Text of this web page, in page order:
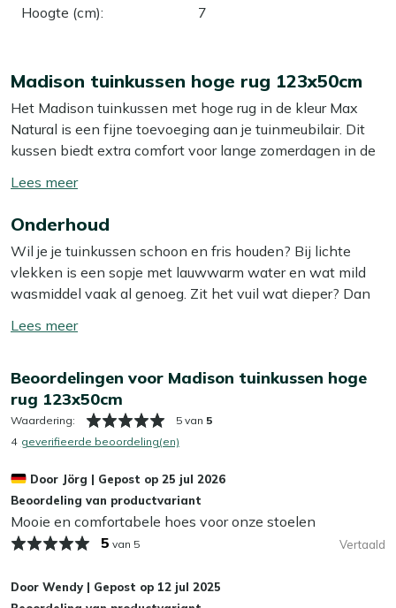
Hoogte (cm): 7
Madison tuinkussen hoge rug 123x50cm
Het Madison tuinkussen met hoge rug in de kleur Max
Natural is een fijne toevoeging aan je tuinmeubilair. Dit
kussen biedt extra comfort voor lange zomerdagen in de
ook als je wat langer aan tafel zit. Dit kussen is ideaal
zitcomfort wil. Met zijn afmetingen van 123x50 cm past
het perfect op de meeste verstelbare tuinstoelen. Geniet
van je tuin in stijl en comfort met dit praktische kussen.
Bekijk meer Tuinkussens
Toon/verberg
meer
Onderhoud
Wil je je tuinkussen schoon en fris houden? Bij lichte
vlekken is een sopje met lauwwarm water en wat mild
wasmiddel vaak al genoeg. Zit het vuil wat dieper? Dan
hardnekkige vlekken los te krijgen zonder de stof aan te
schaduw laat opdrogen, zo voorkom je dat de kleur
terugloopt.
Wil je het jezelf nog makkelijker maken? Dan is het slim
Kees Smit Textiel & Rope beschermer. Deze maakt je
kussens water- en vuilafstotend, zodat ze langer schoon
blijven. Dat bespaart je weer schoonmaakwerk!
laten liggen?
Toon/verberg
Beoordelingen voor Madison tuinkussen hoge
rug 123x50cm
Waardering: 5 van 5
4 geverifieerde beoordeling(en)
Door Jörg | Gepost op 25 jul 2026
Beoordeling van productvariant
Mooie en comfortabele hoes voor onze stoelen
5 van 5 Vertaald
Door Wendy | Gepost op 12 jul 2025